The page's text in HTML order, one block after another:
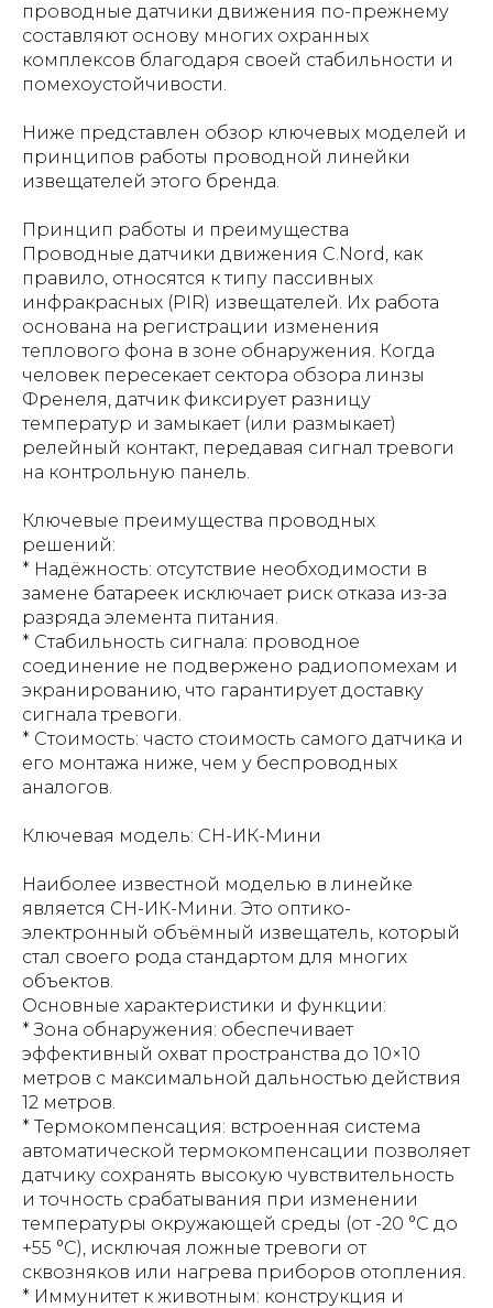
проводные датчики движения по-прежнему
составляют основу многих охранных
комплексов благодаря своей стабильности и
помехоустойчивости.
Ниже представлен обзор ключевых моделей и
принципов работы проводной линейки
извещателей этого бренда.
Принцип работы и преимущества
Проводные датчики движения C.Nord, как
правило, относятся к типу пассивных
инфракрасных (PIR) извещателей. Их работа
основана на регистрации изменения
теплового фона в зоне обнаружения. Когда
человек пересекает сектора обзора линзы
Френеля, датчик фиксирует разницу
температур и замыкает (или размыкает)
релейный контакт, передавая сигнал тревоги
на контрольную панель.
Ключевые преимущества проводных
решений:
* Надёжность: отсутствие необходимости в
замене батареек исключает риск отказа из-за
разряда элемента питания.
* Стабильность сигнала: проводное
соединение не подвержено радиопомехам и
экранированию, что гарантирует доставку
сигнала тревоги.
* Стоимость: часто стоимость самого датчика и
его монтажа ниже, чем у беспроводных
аналогов.
Ключевая модель: СН-ИК-Мини
Наиболее известной моделью в линейке
является СН-ИК-Мини. Это оптико-
электронный объёмный извещатель, который
стал своего рода стандартом для многих
объектов.
Основные характеристики и функции:
* Зона обнаружения: обеспечивает
эффективный охват пространства до 10×10
метров с максимальной дальностью действия
12 метров.
* Термокомпенсация: встроенная система
автоматической термокомпенсации позволяет
датчику сохранять высокую чувствительность
и точность срабатывания при изменении
температуры окружающей среды (от -20 °С до
+55 °С), исключая ложные тревоги от
сквозняков или нагрева приборов отопления.
* Иммунитет к животным: конструкция и